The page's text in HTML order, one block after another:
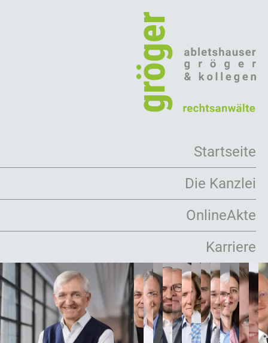
Hauptnavigation
Startseite
Die Kanzlei
Arbeitsweise
Mandanten
Kooperationen
Leistungen
OnlineAkte
Karriere